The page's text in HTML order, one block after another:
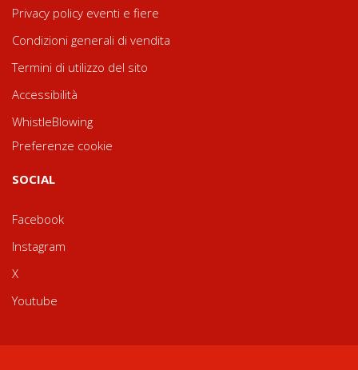
Privacy policy eventi e fiere
Condizioni generali di vendita
Termini di utilizzo del sito
Accessibilità
WhistleBlowing
Preferenze cookie
SOCIAL
Facebook
Instagram
X
Youtube